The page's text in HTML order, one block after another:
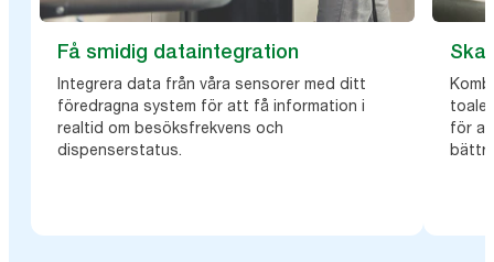
Få smidig dataintegration
Integrera data från våra sensorer med ditt
föredragna system för att få information i
realtid om besöksfrekvens och
dispenserstatus.
för